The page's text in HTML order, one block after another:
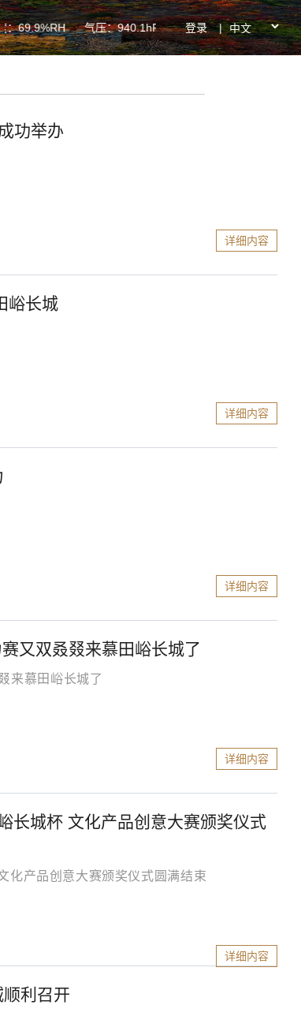
气压：940.1hPa PM2.5：38ug/m³ PM10
登录 |
功举办
详细内容
峪长城
详细内容
详细内容
又双叒叕来慕田峪长城了
来慕田峪长城了
详细内容
长城杯 文化产品创意大赛颁奖仪式
产品创意大赛颁奖仪式圆满结束
详细内容
顺利召开